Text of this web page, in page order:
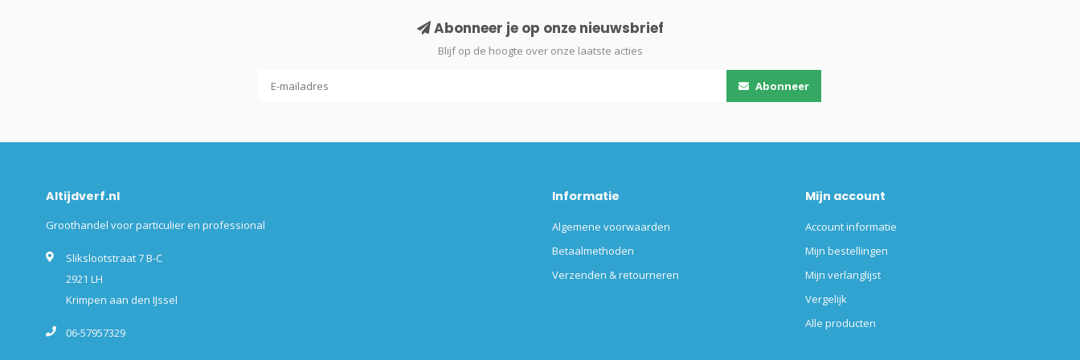
Abonneer je op onze nieuwsbrief
Blijf op de hoogte over onze laatste acties
Abonneer
Altijdverf.nl
Groothandel voor particulier en professional
Slikslootstraat 7 B-C
2921 LH
Krimpen aan den IJssel
06-57957329
Informatie
Algemene voorwaarden
Betaalmethoden
Verzenden & retourneren
Mijn account
Account informatie
Mijn bestellingen
Mijn verlanglijst
Vergelijk
Alle producten